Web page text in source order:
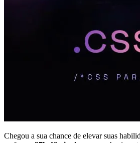
Chegou a sua chance de elevar suas